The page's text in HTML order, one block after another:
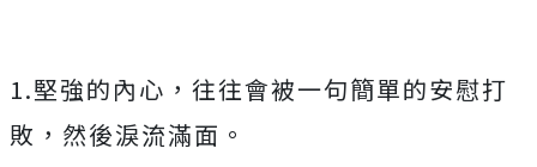
1.堅強的內心，往往會被一句簡單的安慰打
敗，然後淚流滿面。